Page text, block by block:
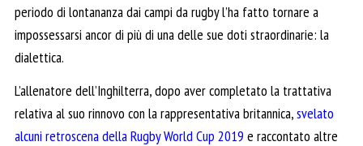
periodo di lontananza dai campi da rugby l’ha fatto tornare a
impossessarsi ancor di più di una delle sue doti straordinarie: la
dialettica.
L’allenatore dell’Inghilterra, dopo aver completato la trattativa
relativa al suo rinnovo con la rappresentativa britannica,svelato
alcuni retroscena della Rugby World Cup 2019 e raccontato altre